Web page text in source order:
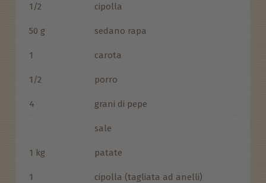
1/2 cipolla
50 g sedano rapa
1 carota
1/2 porro
4 grani di pepe
sale
1 kg patate
1 cipolla (tagliata ad anelli)